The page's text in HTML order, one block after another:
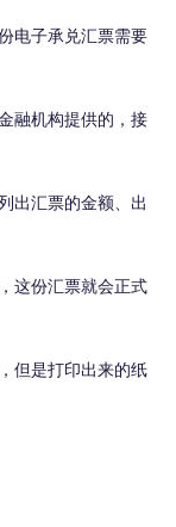
电子承兑汇票需要
融机构提供的，接
出汇票的金额、出
这份汇票就会正式
但是打印出来的纸